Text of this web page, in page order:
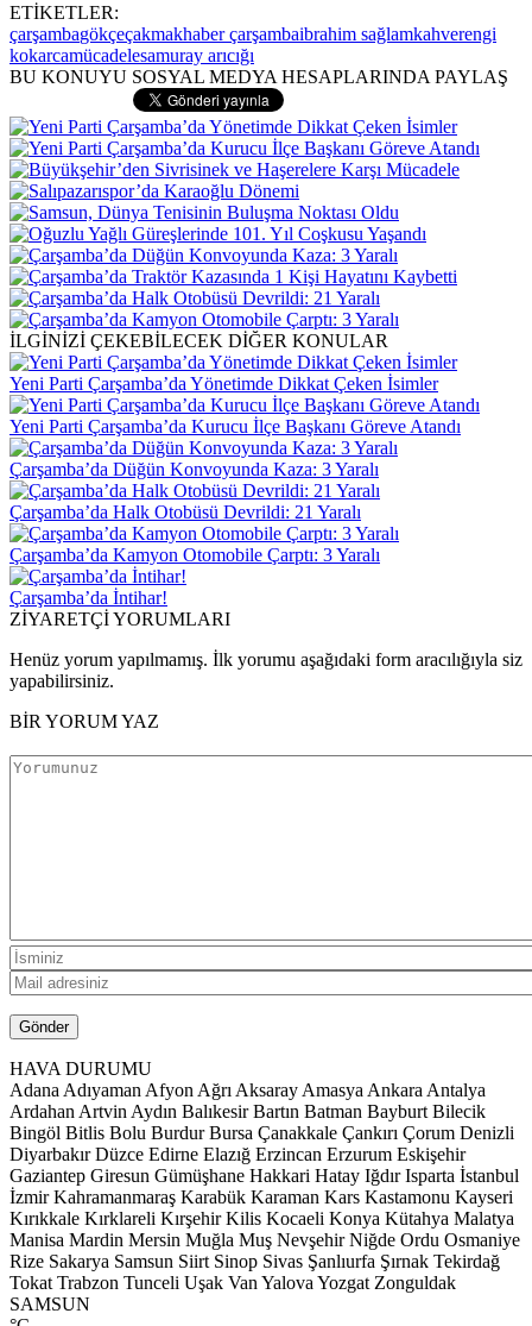
ETİKETLER:
çarşambagökçeçakmakhaber çarşambaibrahim sağlamkahverengi
kokarcamücadelesamuray arıcığı
BU KONUYU SOSYAL MEDYA HESAPLARINDA PAYLAŞ
İLGİNİZİ ÇEKEBİLECEK DİĞER KONULAR
Yeni Parti Çarşamba’da Yönetimde Dikkat Çeken İsimler
Yeni Parti Çarşamba’da Kurucu İlçe Başkanı Göreve Atandı
Çarşamba’da Düğün Konvoyunda Kaza: 3 Yaralı
Çarşamba’da Halk Otobüsü Devrildi: 21 Yaralı
Çarşamba’da Kamyon Otomobile Çarptı: 3 Yaralı
Çarşamba’da İntihar!
ZİYARETÇİ YORUMLARI
Henüz yorum yapılmamış. İlk yorumu aşağıdaki form aracılığıyla siz
yapabilirsiniz.
BİR YORUM YAZ
HAVA DURUMU
Adana Adıyaman Afyon Ağrı Aksaray Amasya Ankara Antalya
Ardahan Artvin Aydın Balıkesir Bartın Batman Bayburt Bilecik
Bingöl Bitlis Bolu Burdur Bursa Çanakkale Çankırı Çorum Denizli
Diyarbakır Düzce Edirne Elazığ Erzincan Erzurum Eskişehir
Gaziantep Giresun Gümüşhane Hakkari Hatay Iğdır Isparta İstanbul
İzmir Kahramanmaraş Karabük Karaman Kars Kastamonu Kayseri
Kırıkkale Kırklareli Kırşehir Kilis Kocaeli Konya Kütahya Malatya
Manisa Mardin Mersin Muğla Muş Nevşehir Niğde Ordu Osmaniye
Rize Sakarya Samsun Siirt Sinop Sivas Şanlıurfa Şırnak Tekirdağ
Tokat Trabzon Tunceli Uşak Van Yalova Yozgat Zonguldak
SAMSUN